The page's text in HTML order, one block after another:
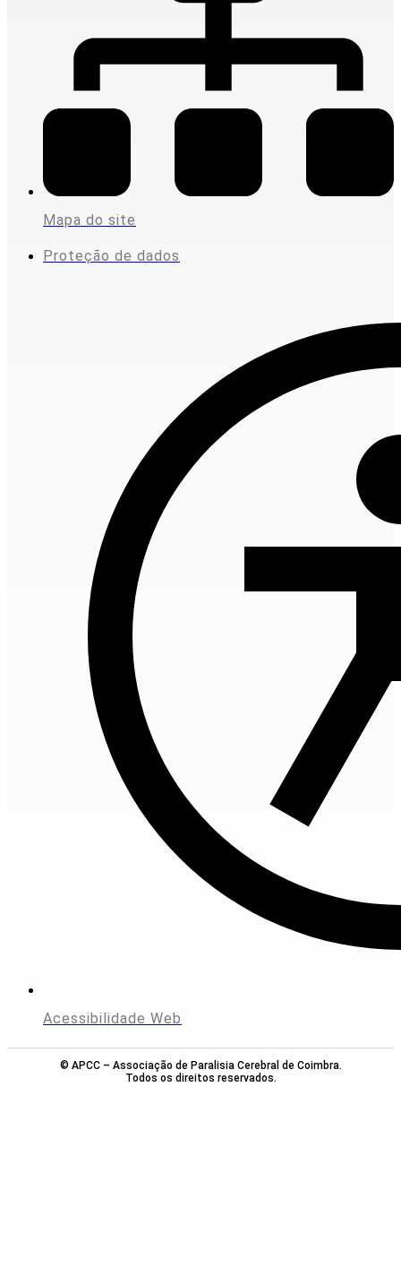
Mapa do site
Proteção de dados
Acessibilidade Web
© APCC – Associação de Paralisia Cerebral de Coimbra.
Todos os direitos reservados.